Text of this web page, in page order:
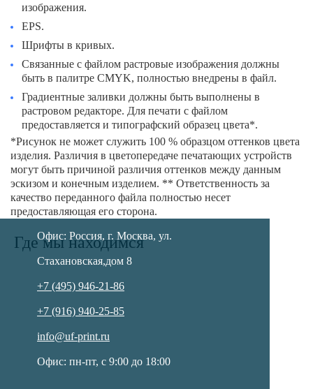
изображения.
EPS.
Шрифты в кривых.
Связанные с файлом растровые изображения должны
быть в палитре CMYK, полностью внедрены в файл.
Градиентные заливки должны быть выполнены в
растровом редакторе. Для печати с файлом
предоставляется и типографский образец цвета*.
*Рисунок не может служить 100 % образцом оттенков цвета
изделия. Различия в цветопередаче печатающих устройств
могут быть причиной различия оттенков между данным
эскизом и конечным изделием. ** Ответственность за
качество переданного файла полностью несет
предоставляющая его сторона.
Где мы находимся
Как с нами связаться
Офис: Россия, г. Москва, ул.
Стахановская,дом 8
+7 (495) 946-21-86
+7 (916) 940-25-85
info@uf-print.ru
Офис: пн-пт, с 9:00 до 18:00